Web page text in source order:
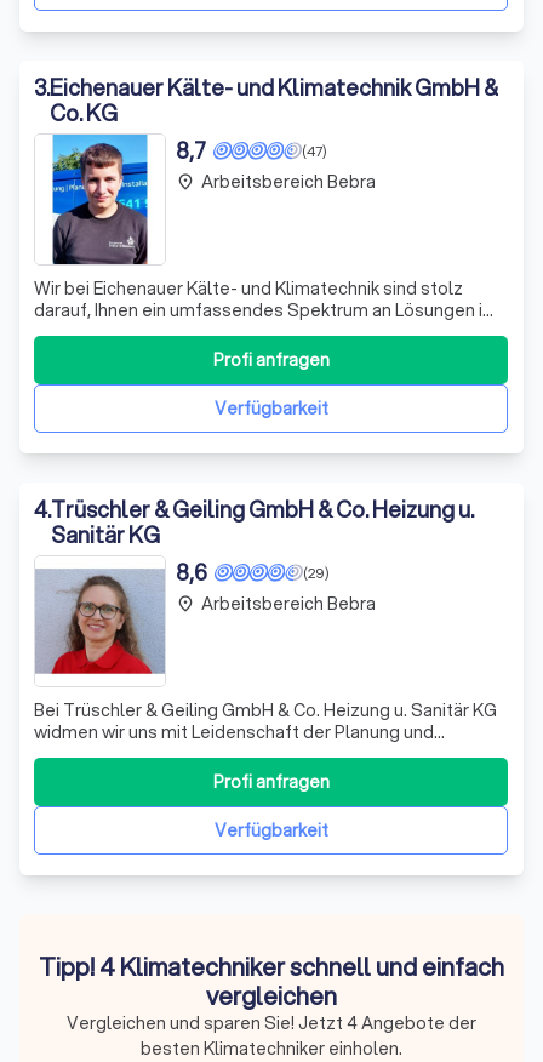
3.Eichenauer Kälte- und Klimatechnik GmbH &
Co. KG
(47)
8,7
Wir bei Eichenauer Kälte- und Klimatechnik sind stolz
darauf, Ihnen ein umfassendes Spektrum an Lösungen im
Bereich Kälte- und Klimatechnik anzubieten. Mit unserer
langjährigen Erfahrung und einem breiten Liefer- und
Installationsprogramm erfüllen wir selbst die
ausgefallensten Wünsche unserer Kunde
Verfügbarkeit
Profi anfragen
place Arbeitsbereich Bebra
4.Trüschler & Geiling GmbH & Co. Heizung u.
Sanitär KG
(29)
8,6
Bei Trüschler & Geiling GmbH & Co. Heizung u. Sanitär KG
widmen wir uns mit Leidenschaft der Planung und
Ausführung von Heizungs-, Lüftungs- und Sanitäranlagen
für private und gewerbliche Großobjekte. Unser
Fachwissen erstreckt sich über ein breites Spektrum
regenerativer Energien, einschließlich Bi
Verfügbarkeit
Profi anfragen
place Arbeitsbereich Bebra
Tipp! 4 Klimatechniker schnell und einfach
vergleichen
Vergleichen und sparen Sie! Jetzt 4 Angebote der
besten Klimatechniker einholen.